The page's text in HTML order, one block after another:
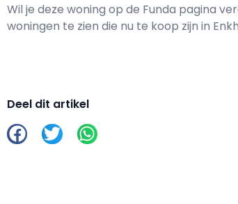
Wil je deze woning op de Funda pagina
woningen te zien die nu te koop zijn in
Deel dit artikel